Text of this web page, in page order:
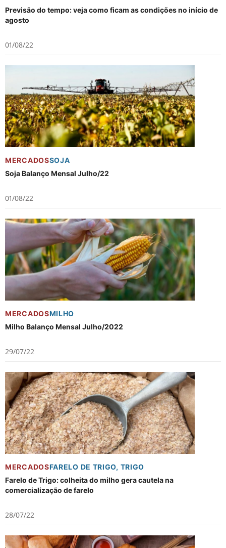
Previsão do tempo: veja como ficam as condições no início de
agosto
01/08/22
MERCADOSSOJA
Soja Balanço Mensal Julho/22
01/08/22
MERCADOSMILHO
Milho Balanço Mensal Julho/2022
29/07/22
MERCADOSFARELO DE TRIGO, TRIGO
Farelo de Trigo: colheita do milho gera cautela na
comercialização de farelo
28/07/22